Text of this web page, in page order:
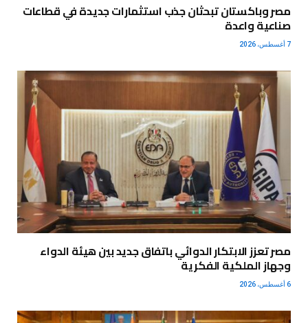
مصر وباكستان تبحثان جذب استثمارات جديدة في قطاعات
صناعية واعدة
7 أغسطس، 2026
مصر تعزز الابتكار الدوائي باتفاق جديد بين هيئة الدواء
وجهاز الملكية الفكرية
6 أغسطس، 2026